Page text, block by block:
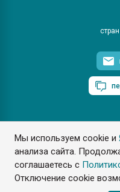
Мы используем cookie и
анализа сайта.
соглашаетесь с
Отключение cookie
ПластЭксперт ©
Разрешается
ссылкой